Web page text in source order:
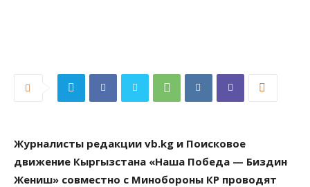
Журналисты редакции vb.kg и Поисковое
движение Кыргызстана «Наша Победа — Биздин
Жениш» совместно с Минобороны КР проводят